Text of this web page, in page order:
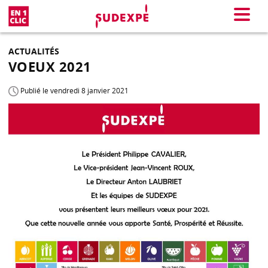
Menu
ACTUALITÉS
VOEUX 2021
Publié le vendredi 8 janvier 2021